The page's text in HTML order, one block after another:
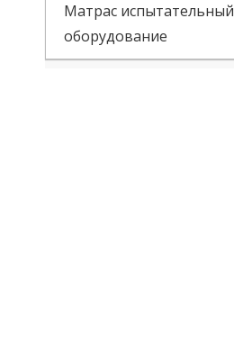
Матрас испытательный
оборудование